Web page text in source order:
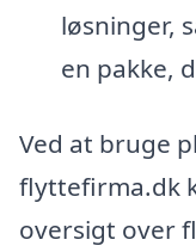
løsninger,
en pakke,
Ved at bruge
flyttefirma.dk
oversigt over